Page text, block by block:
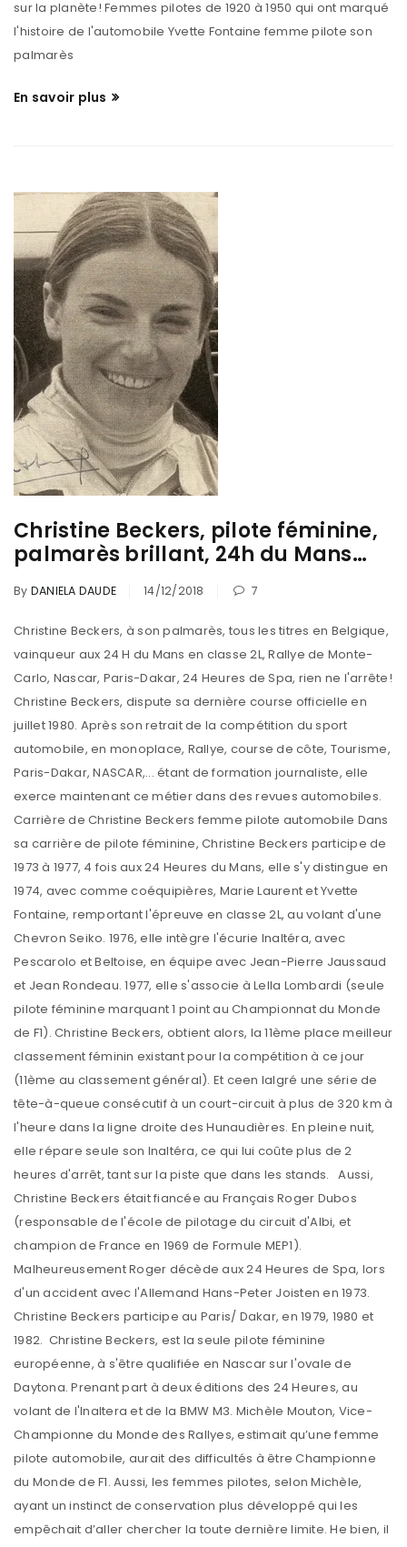
En savoir plus
Christine Beckers, pilote féminine,
palmarès brillant, 24h du Mans…
By DANIELA DAUDE 14/12/2018 7
Christine Beckers, à son palmarès, tous les titres en Belgique, vainqueur aux 24 H du Mans en classe 2L, Rallye de Monte-Carlo, Nascar, Paris-Dakar, 24 Heures de Spa, rien ne l'arrête! Christine Beckers, dispute sa dernière course officielle en juillet 1980. Après son retrait de la compétition du sport automobile, en monoplace, Rallye, course de côte, Tourisme, Paris-Dakar, NASCAR,... étant de formation journaliste, elle exerce maintenant ce métier dans des revues automobiles. Carrière de Christine Beckers femme pilote automobile Dans sa carrière de pilote féminine, Christine Beckers participe de 1973 à 1977, 4 fois aux 24 Heures du Mans, elle s'y distingue en 1974, avec comme coéquipières, Marie Laurent et Yvette Fontaine, remportant l'épreuve en classe 2L, au volant d'une Chevron Seiko. 1976, elle intègre l'écurie Inaltéra, avec Pescarolo et Beltoise, en équipe avec Jean-Pierre Jaussaud et Jean Rondeau. 1977, elle s'associe à Lella Lombardi (seule pilote féminine marquant 1 point au Championnat du Monde de F1). Christine Beckers, obtient alors, la 11ème place meilleur classement féminin existant pour la compétition à ce jour (11ème au classement général). Et ceen lalgré une série de tête-à-queue consécutif à un court-circuit à plus de 320 km à l'heure dans la ligne droite des Hunaudières. En pleine nuit, elle répare seule son Inaltéra, ce qui lui coûte plus de 2 heures d'arrêt, tant sur la piste que dans les stands. Aussi, Christine Beckers était fiancée au Français Roger Dubos (responsable de l'école de pilotage du circuit d'Albi, et champion de France en 1969 de Formule MEP1). Malheureusement Roger décède aux 24 Heures de Spa, lors d'un accident avec l'Allemand Hans-Peter Joisten en 1973. Christine Beckers participe au Paris/ Dakar, en 1979, 1980 et 1982. Christine Beckers, est la seule pilote féminine européenne, à s'être qualifiée en Nascar sur l'ovale de Daytona. Prenant part à deux éditions des 24 Heures, au volant de l'Inaltera et de la BMW M3. Michèle Mouton, Vice-Championne du Monde des Rallyes, estimait qu’une femme pilote automobile, aurait des difficultés à être Championne du Monde de F1. Aussi, les femmes pilotes, selon Michèle, ayant un instinct de conservation plus développé qui les empêchait d’aller chercher la toute dernière limite. He bien, il à été demandé à Christine Beckers son avis, voici sa response : « Je ne suis pas d’accord du tout ! J’avais lu effectivement ce commentaire à l’époque où je roulais avec les Williams F1. J’étais à Magny-Cours, nous venions d’adopter des enfants. Mon mari m’avait dit que maintenant que j’étais maman, j’irais plus doucement… Dans le premier gauche après les stands, qui passe à fond mais tout juste avec une Formule 1, j’ai pensé à mes enfants, j’ai mis le pied à fond et je leur ai dit en pensée « mes enfants, si vous saviez comme maman prend son pied ! » Donc pour moi, ça n’a rien changé à ma façon de conduire. Quand on est au volant, on ne pense plus à rien d’autre que son pilotage. A Magny-Cours, dans ce premier virage, c’était un peu spécial, mais dans le virage suivant, c’était déjà oublié.” Christine Beckers après la compétition automobile Depuis son retrait de la compétition automobile, Christine Beckers pratique la moto, l'aviation, le parapente et le quad. Avec son mari Louis Schmitz, ils sponsorisent en F1 Thierry Boutsen, et ils effectuent plusieurs traversées du désert Avec l'aide de Thierry et Ayrton Senna, ils ont adopté 2 enfants originaires du Brésil. Christine Beckers raconte sa participation au Nascar En demandant à Christine Becker, qu'elle était l'expérience dans sa carrière qui était la plus marquante ? voici sa réponse : « Je crois que, en dehors du Mans, c’est quand même cette expérience en NASCAR à Daytona lors des 400 Miles. C’était tellement différent de tout ce que j’avais fait jusque là. Le NASCAR, c’est un monde très fermé, déjà même pour les hommes, alors que dire pour une femme ? C’est sûr qu’on était regardées avec des grands yeux. A l’époque en NASCAR, il n’ y avait qu’une seule femme, Janet Guthrie. Quand j’ai participé pour la première fois, je ne pensais évidemment pas gagner, mais je voulais progresser. C’est ce que j’ai fait, en partant de la quarantième place pour être à peu près vingt-cinquième au moment de mon abandon. Ce n’était pas si mal… J’ai dépassé les voitures, j’ai compris assez vite le principe de l’aspiration, c’était vraiment intéressant. Ceux qui ne l’ont pas fait trouvent ça idiot de tourner en rond. Il faut monter haut vers le mur, il y a une vraie technique et il faut apprendre vite car on n’avait pas beaucoup de tours pour se qualifier. Le système de qualifications était particulier. Nous étions rien que nous en piste avec deux tours pour se qualifier, ce qui n’est pas beaucoup.” Les débuts de Christine Beckers La passion de la compétition automobile, à commencé en 1958, Christine Beckers avait alors 15 ans, lorsque son père l’emmène avec ses petits frères, à un grand prix de F1 à Francorchamps, elle a été de suite envoûtée. Depuis toute petite, lorsque l'on posait la question à Christine Beckers, que compte tu faire lorsque tu seras grande ? Christine répondait "Pilote de F1" Depuis ce dimanche de 1958, malgré les batailles avec son papa, les craintes de sa maman, rien ne l'a démotivé pour tenter de faire carrière en tant que femme pilote automobile. C'est donc un rêve qui s'est concrétisé le 26 février 1966 pour son premier rallye. Aussi, ce rêve s'est poursuivit pendant 15 ans, et environ 200 compétitions, jusqu'au Paris-Dakar en 1982 Deux documents concernant cette fabuleuse pilote automobile Christine Beckers . Tout d'abord une photo dédicacée, de Christine Beckers, commémorant des divers titres de championne de Belgique des conductrices, de Christine Beckers, et la représentant à bord du proto Fiat Abarth X 1/9 Montage de photos que Christine Beckers avait dédicacé. Palmarès de Christine Beckers, femme pilote 1966 Pendant 2 ans Christine Beckers fait ses débuts en rallye en NSU. 3ème en classe GT /TS 1150 et 32ème au général des 12 heures de HUY NSU Prinz 1000, mais la course est arrêtée. 1967 Christine est vainqueur du Chalenge éponoyme et remporte son premier titre de Championne de Belgique des Conductrices. 2ème de catégorie aux 12 Heures de Huy et 11ème au général /NSU Wankel. 3ème en classe IV - 16ème aux 12 heures d'ypres / n° 7 / NSU wankel / 16ème au général / Christine Beckers / Stalpaert Etienne Christine Beckers participe aux 24 heures de Francorchamps avec Marie-Claude Beaumont 1968 Après plusieurs succès en NSU 1000 TT et quelques courses en monoplace Formule Vee, Christine Beckers est engagée chez Alfa Romeo Benelux 1ère au classement général de la course de côte d'Houyet « De La Reine » au volant d’une l'Alfa GTA SA du Team Lucien Bianchi. 1ère en groupe 1 et 4ème Rallye Andernach-Nurbürgring-Saint Amand-les-Eaux: N° 40, Pilotes Christine Beckers /Chavan Sprint GTV/NH38 1ère de sa classe Course de côte De La Roche Christine / GTA-SA / + 2000 Tourisme 1ère classe II/V 1000 aux 12 heures de l’EST, pilotes : Christine Beckers -Stalpaert Etienne / 11ème au général 4ème aux 12 Heures d’Ixelles, pilotes : Christine Beckers -Chavan / GTV 8ème aux Coupes de l’Avenir Zolder Christine Beckers / GTA 2ème en classe 1 /2 aux 12 heures d’Ypres et 8ème au général, pilotes : Christine Beckers/ Etienne Staelpart n° 50 sur Alfa Romeo Veloce immatriculé NH.389 10ème R.A.C.E. Rallye d’Espagne n°50 / pilotes : Christine Beckers -Biche / Alfa Romeo Giulia Sprint GTV 1ère de sa classe Course de côte de Tros Marets n°30 / 3e au général / GTA-SA / + 2000cc (voir photo) 23ème aux 24 Heures de Francorchamps / Pilotes féminines : Christine Beckers-Nicole Sol / 1750 Berlina / Alfa Romeo Benelux Criterium des Cevennes Wollek n°68 / DNF / Giulia GTA / Alfa Romeo Belgique (voir photo) Abandon Rallye Flandre-Hainaut / DNF / Sprint GT / (Pas classée dans les 20 premiers) (voir photo) Sur NSU TTS, Christine Beckers abandonne sur sortie de route à Gives (sans gravité) 1969 1ère de sa classe Course de côte de Marche-en-Famenne / 4e au général / GTA-SA / + 2000cc (voir photo) 1ère classe GT- Rallye des 3 Provinces / Christine Beckers -Demey / Duetto / 5ème au général 1ère de sa classe Course de côte du Condroz / GTA-SA / + 2000cc 1ère de sa classe Rallye d’Herbeumont – Saint Cecile GTA-SA / + 2000cc & Coupe des Dames 2ème classe 1300 tourisme, du North Sea Trophy / GTAJ /5ème au général 2ème sur spyder Alfa duetto, Christine Beckers termine 4 ème au général et 2 ème de groupe après avoir réalisé plusieurs temps scratch à Modave . 2ème classe 1300 turismo aux 4 Heures de Monza / pilotes : Christine-Demoulin / GTAJ / 9ème au général 4ème aux 12 Heures de Huy (d’Ypres) n°2 / Alfa Romeo Giulia GT Veloce 1750 7ème Grand prix de Zolder/ Christine Beckers / GTA 10 ème Tulpenrallye/ Pilotes : Christine Beckers - Gaby Arendt / 1750 Duetto 10ème Coupes de Spa / pilotes : Christine Beckers -Stalpaert Etienne / DNF / Alfa Romeo 1750 13ème au rallye Bulawayo / pilotes : Martin- Christine Beckers / 1750 Berlina 18ème au Rallye Kyalami 9 heures Sonnenschein / 1750 Berlina 26ème du rallye Bekers van de Toekomst Zolder / (2e manche – pas qualifié pour le finale) / GTAJ Course de côte du Houyet n°204 (voir photo) Rally Monte Carlo / Christine Beckers /Arents Gaby / Lancia Fulvia HF / n°135 Grand prix des Frontières Chimay / DNF / GTA-SA / Bris de suspension 24 Heures de Francorchamps Pilotes : Christine Beckers-Demoulin / DNF / GTA / Team Lucien Bianchi / Moteur Coupe des Alpes Pilotes : Bob Wollek-Christine Beckers n°71 groupe 5 / DNF / ALFA ROMEO GTA / Perdu le road-book et collision avec MARTINACHE en retournant pour essayer de le retrouver. Tour de France Christine-Biche / DNF / GTAJ / Ecurie GRAFO / abandon 1970 1er de sa classe Course de côte